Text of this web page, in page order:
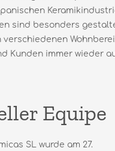
sind besonders
verschiedenen
Kunden immer wieder
Equipe
SL wurde am 27.